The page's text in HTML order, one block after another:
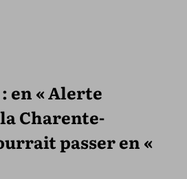
en « Alerte
Charente-
passer en «